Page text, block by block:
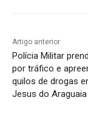
Artigo anterior
Polícia Militar
por tráfico e
quilos de drogas
Jesus do Araguaia